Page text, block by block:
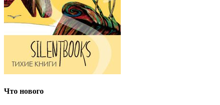
Что нового